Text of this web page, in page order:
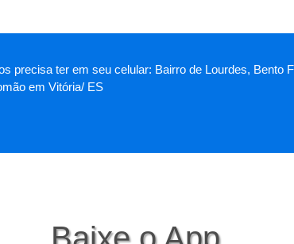
precisa ter em seu celular: Bairro de Lourdes,
em Vitória/ ES